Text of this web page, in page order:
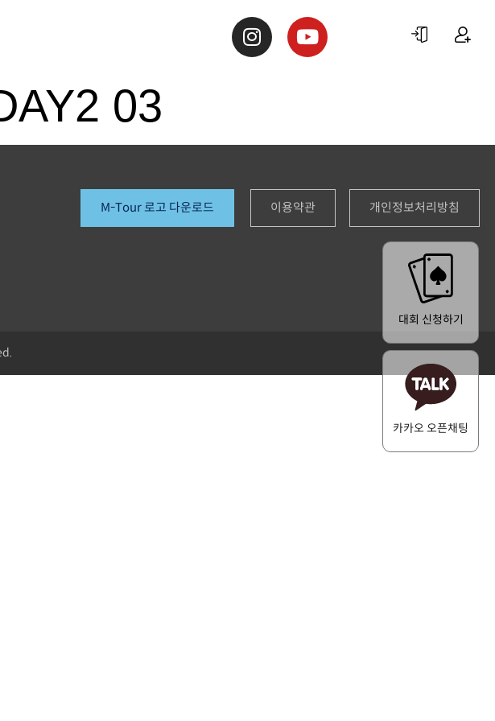
대회 신청하기
카카오 오픈채팅
03
M-Tour 로고 다운로드 이용약관 개인정보처리방침